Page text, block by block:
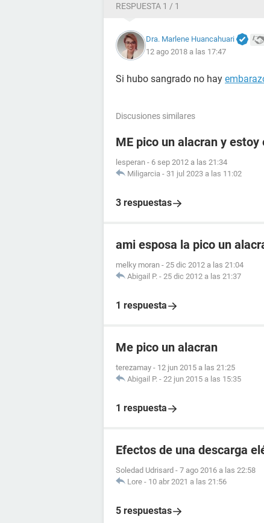
RESPUESTA 1 / 1
Dra. Marlene Huancahuari
12 ago 2018 a las 17:47
Si hubo sangrado no hay
Discusiones similares
ME pico un alacran y estoy
lesperan - 6 sep 2012 a las 21:34
Miligarcia - 31 jul 2023 a las 11:02
3 respuestas
ami esposa la pico un
melky moran - 25 dic 2012 a las 21:04
Abigail P. - 25 dic 2012 a las 21:37
1 respuesta
Me pico un alacran
terezamay - 12 jun 2015 a las 21:25
Abigail P. - 22 jun 2015 a las 15:35
1 respuesta
Efectos de una descarga
Soledad Udrisard - 7 ago 2016 a las 22:58
Lore - 10 abr 2021 a las 21:56
5 respuestas